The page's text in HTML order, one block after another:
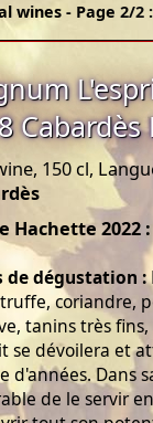
wines - Page 2/2 :
150 cl,
Hachette 2022 :
de dégustation :
coriandre,
tanins très
se dévoilera et
d'années. Dans
de le servir